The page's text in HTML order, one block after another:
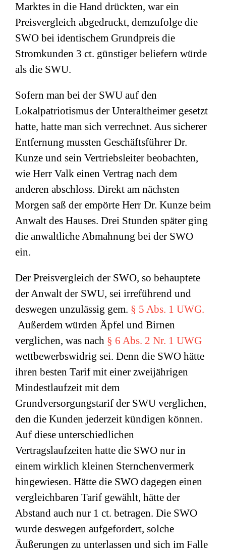
Marktes in die Hand drückten, war ein
Preisvergleich abgedruckt, demzufolge die
SWO bei identischem Grundpreis die
Stromkunden 3 ct. günstiger beliefern würde
als die SWU.
Sofern man bei der SWU auf den
Lokalpatriotismus der Unteraltheimer gesetzt
hatte, hatte man sich verrechnet. Aus sicherer
Entfernung mussten Geschäftsführer Dr.
Kunze und sein Vertriebsleiter beobachten,
wie Herr Valk einen Vertrag nach dem
anderen abschloss. Direkt am nächsten
Morgen saß der empörte Herr Dr. Kunze beim
Anwalt des Hauses. Drei Stunden später ging
die anwaltliche Abmahnung bei der SWO
ein.
Der Preisvergleich der SWO, so behauptete
der Anwalt der SWU, sei irreführend und
deswegen unzulässig gem. § 5 Abs. 1 UWG.
Außerdem würden Äpfel und Birnen
verglichen, was nach § 6 Abs. 2 Nr. 1 UWG
wettbewerbswidrig sei. Denn die SWO hätte
ihren besten Tarif mit einer zweijährigen
Mindestlaufzeit mit dem
Grundversorgungstarif der SWU verglichen,
den die Kunden jederzeit kündigen können.
Auf diese unterschiedlichen
Vertragslaufzeiten hatte die SWO nur in
einem wirklich kleinen Sternchenvermerk
hingewiesen. Hätte die SWO dagegen einen
vergleichbaren Tarif gewählt, hätte der
Abstand auch nur 1 ct. betragen. Die SWO
wurde deswegen aufgefordert, solche
Äußerungen zu unterlassen und sich im Falle